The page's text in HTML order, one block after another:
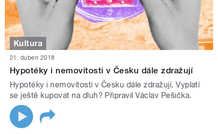
Kultura
21. duben 2018
Hypotéky i nemovitosti v Česku dále zdražují
Hypotéky i nemovitosti v Česku dále zdražují. Vyplatí
se ještě kupovat na dluh? Připravil Václav Pešička.